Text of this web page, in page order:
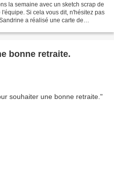
la semaine avec un sketch scrap de
Si cela vous dit, n'hésitez pas
a réalisé une carte de
bonne retraite.